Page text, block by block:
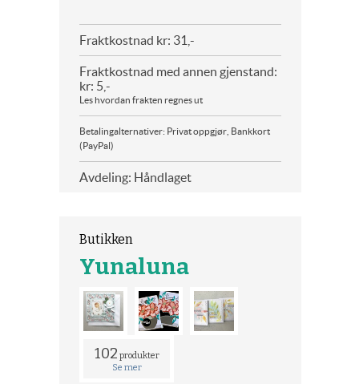
Fraktkostnad kr: 31,-
Fraktkostnad med annen gjenstand:
kr: 5,-
Les hvordan frakten regnes ut
Betalingalternativer: Privat oppgjør, Bankkort
(PayPal)
Avdeling: Håndlaget
Butikken
Yunaluna
102 produkter
Se mer